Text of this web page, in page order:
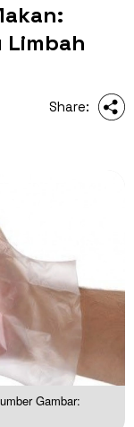
Limbah
Share:
Gambar: